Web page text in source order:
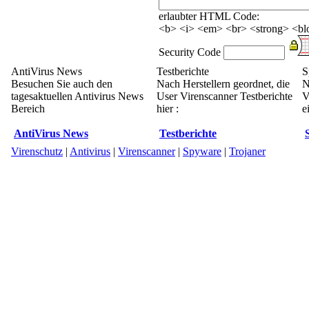
erlaubter HTML Code:
<b> <i> <em> <br> <strong>
Security Code
AntiVirus News
Besuchen Sie auch den
tagesaktuellen Antivirus News
Bereich
AntiVirus News
Testberichte
Nach Herstellern geordnet, die
User Virenscanner Testberichte
hier :
Testberichte
Virenschutz | Antivirus | Virenscanner| Spyware | Trojaner